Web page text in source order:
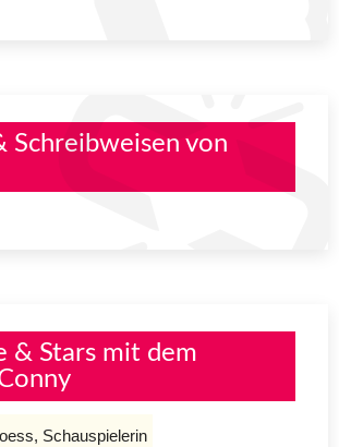
Schreibweisen von
& Stars mit dem
Schauspielerin